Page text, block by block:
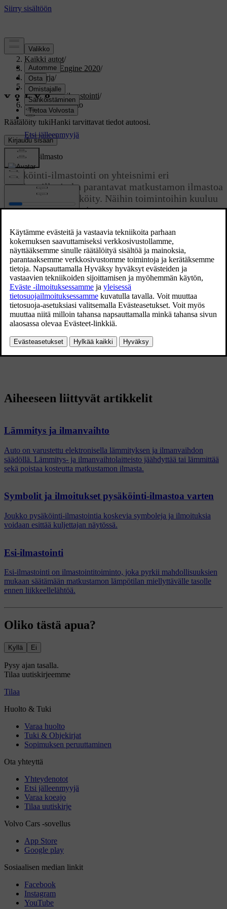
Tuki/
Kaikki autot/
V60 Twin Engine 2020/
Ohjekirja/
Ilmasto/
Pysäköinti-ilmastointi/
Pysäköinti-ilmasto
Räätälöity tukiHanki tarvittavat tiedot autoosi.
Kirjaudu sisään
Päivitetty 19.03.2020
Pysäköinti-ilmasto
Pysäköinti-ilmastointi on yhteisnimi eri
toiminnoille, jotka parantavat matkustamon ilmastoa
auton ollessa pysäköity. Näihin toimintoihin kuuluu
esim. esi-ilmastointi.
Pysäköinti-ilmastointiin kuuluvia toimintoja ohjataan välilehdeltä
Ilmastointinäkymä avataan painamalla ilmastointirivin keskellä
olevaa symbolia.
Aiheeseen liittyvät artikkelit
Lämmitys ja ilmanvaihto
Auto on varustettu elektronisella lämmityksen ja ilmanvaihdon
säädöllä. Lämmitys- ja ilmanvaihtolaitteisto jäähdyttää tai lämmittää
sekä poistaa kosteutta matkustamon ilmasta.
Symbolit ja ilmoitukset pysäköinti-ilmastoa varten
Joukko pysäköinti-ilmastointia koskevia symboleja ja ilmoituksia
voidaan esittää kuljettajan näytössä.
Esi-ilmastointi
Esi-ilmastointi on ilmastointitoiminto, joka pyrkii mahdollisuuksien
mukaan säätämään matkustamon lämpötilan miellyttävälle tasolle
ennen liikkeellelähtöä.
Oliko tästä apua?
Kyllä Ei